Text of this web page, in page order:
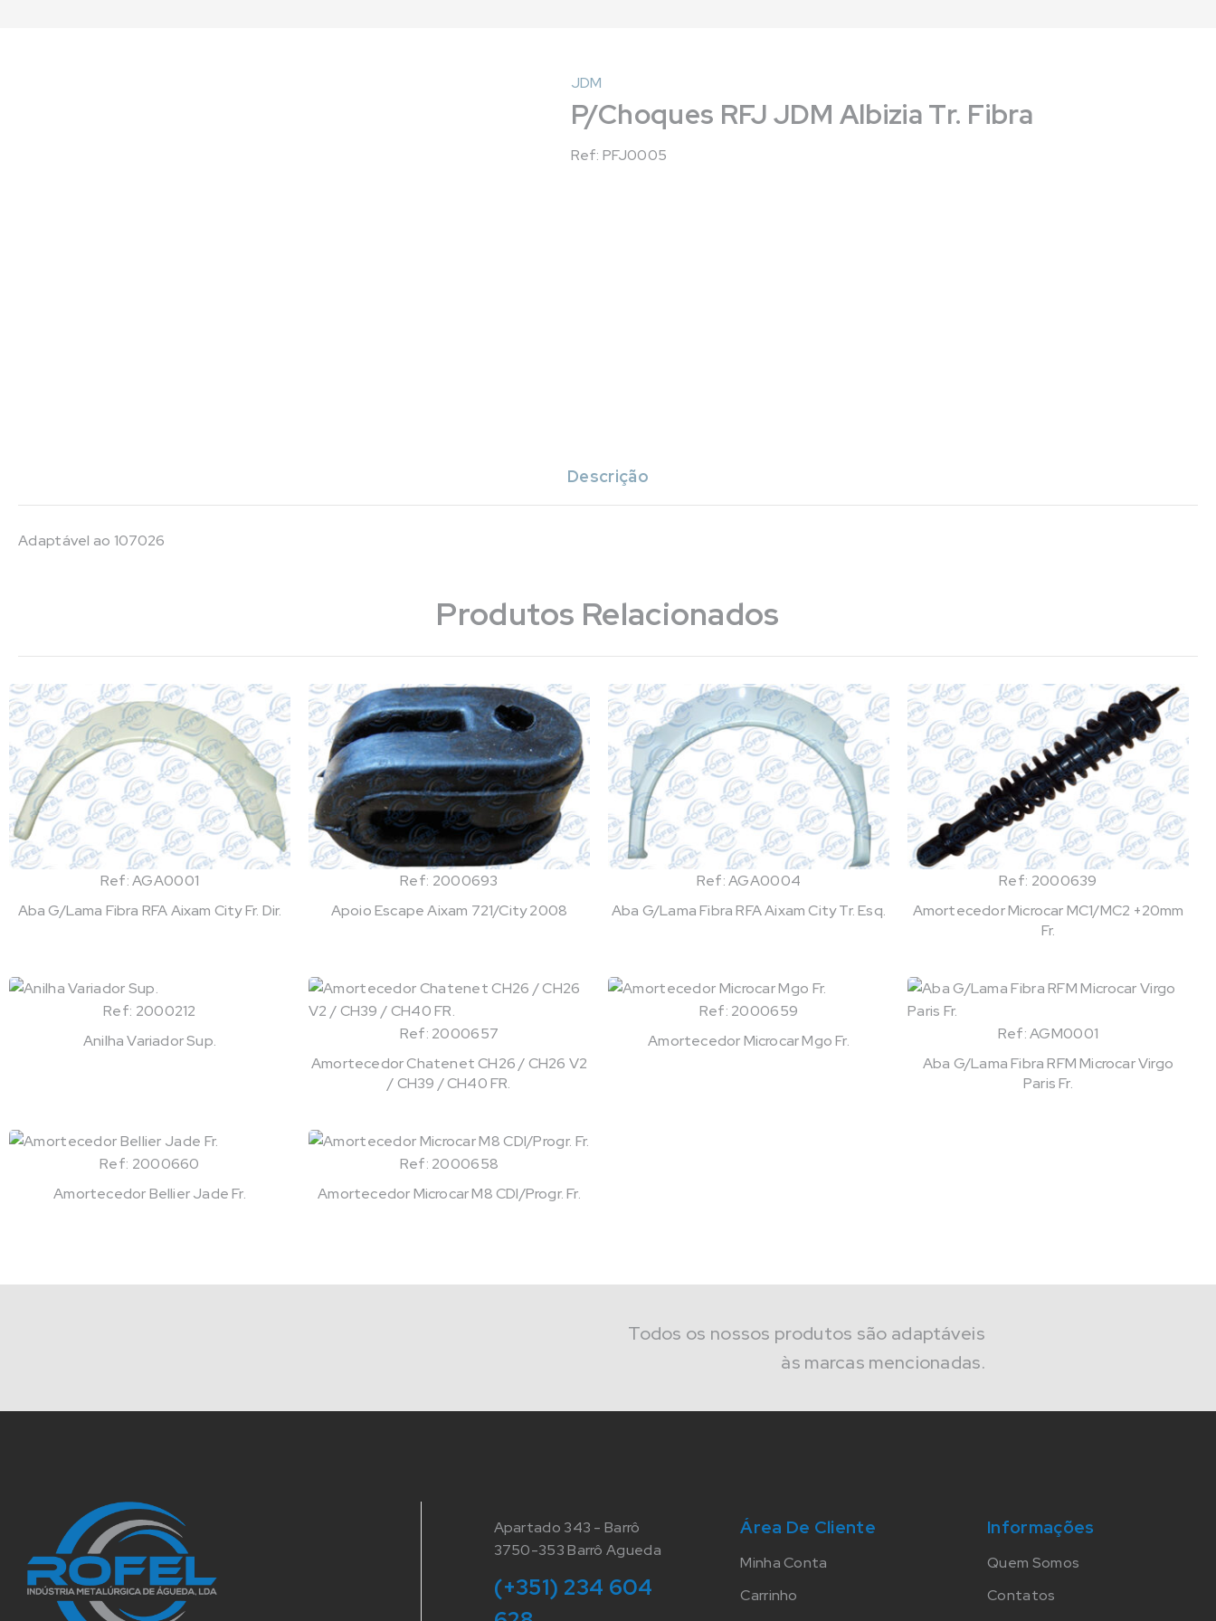
JDM
P/Choques RFJ JDM Albizia Tr. Fibra
Ref: PFJ0005
Descrição
Adaptável ao 107026
Produtos Relacionados
Ref: AGA0001
Aba G/Lama Fibra RFA Aixam City Fr. Dir.
Ref: 2000693
Apoio Escape Aixam 721/City 2008
Ref: AGA0004
Aba G/Lama Fibra RFA Aixam City Tr. Esq.
Ref: 2000639
Amortecedor Microcar MC1/MC2 +20mm
Fr.
Ref: 2000212
Anilha Variador Sup.
Ref: 2000657
Amortecedor Chatenet CH26 / CH26 V2
/ CH39 / CH40 FR.
Ref: 2000659
Amortecedor Microcar Mgo Fr.
Ref: AGM0001
Aba G/Lama Fibra RFM Microcar Virgo
Paris Fr.
Ref: 2000660
Amortecedor Bellier Jade Fr.
Ref: 2000658
Amortecedor Microcar M8 CDI/Progr. Fr.
Todos os nossos produtos são adaptáveis
às marcas mencionadas.
Apartado 343 - Barrô
3750-353 Barrô Agueda
(+351) 234 604
Área De Cliente
Minha Conta
Carrinho
Informações
Quem Somos
Contatos